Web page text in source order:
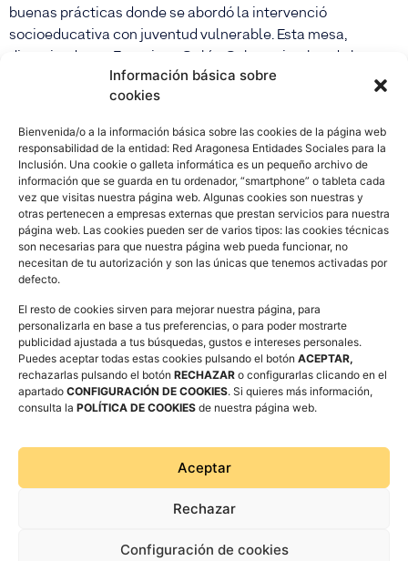
Información básica sobre
cookies
Bienvenida/o a la información básica sobre las cookies de la página web
responsabilidad de la entidad: Red Aragonesa Entidades Sociales para la
Inclusión. Una cookie o galleta informática es un pequeño archivo de
información que se guarda en tu ordenador, “smartphone” o tableta cada
vez que visitas nuestra página web. Algunas cookies son nuestras y
otras pertenecen a empresas externas que prestan servicios para nuestra
página web. Las cookies pueden ser de varios tipos: las cookies técnicas
son necesarias para que nuestra página web pueda funcionar, no
necesitan de tu autorización y son las únicas que tenemos activadas por
defecto.
El resto de cookies sirven para mejorar nuestra página, para
personalizarla en base a tus preferencias, o para poder mostrarte
publicidad ajustada a tus búsquedas, gustos e intereses personales.
Puedes aceptar todas estas cookies pulsando el botón ACEPTAR,
rechazarlas pulsando el botón RECHAZAR o configurarlas clicando en el
apartado CONFIGURACIÓN DE COOKIES. Si quieres más información,
consulta la POLÍTICA DE COOKIES de nuestra página web.
Aceptar
Rechazar
Configuración de cookies
buenas prácticas donde se abordó la intervenció
socioeducativa con juventud vulnerable. Esta mesa,
Junta Directiva de la Red, estuvo compuesta por Pilar
López Berges de Fundación Rey Ardid (Zaragoza), Teresa
Saba Muñoz de Iniciatives Solidaries (Comunidad
Valenciana) y Daniel Cañaveral Gálvez (Comunidad de
Madrid).
Entradas relacionadas
ANTERIOR
Black Friday #ContraAporofobia EAPN
SIGUIENTE
50003 Zaragoza